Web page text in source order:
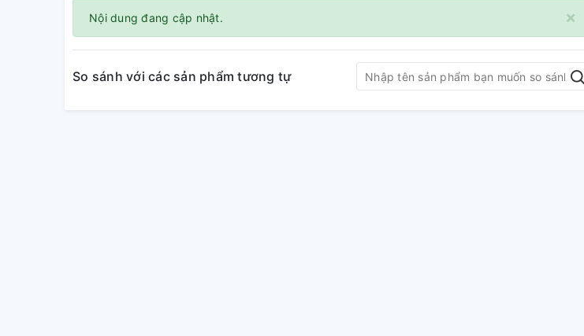
×
Nội dung đang cập nhật.
So sánh với các sản phẩm tương tự